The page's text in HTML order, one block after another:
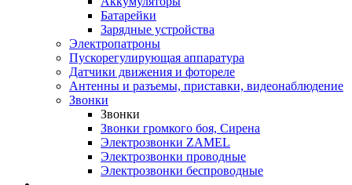
Батарейки
Зарядные устройства
Электропатроны
Пускорегулирующая аппаратура
Датчики движения и фотореле
Антенны и разъемы, приставки, видеонаблюдение
Звонки
Звонки
Звонки громкого боя, Сирена
Электрозвонки ZAMEL
Электрозвонки проводные
Электрозвонки беспроводные